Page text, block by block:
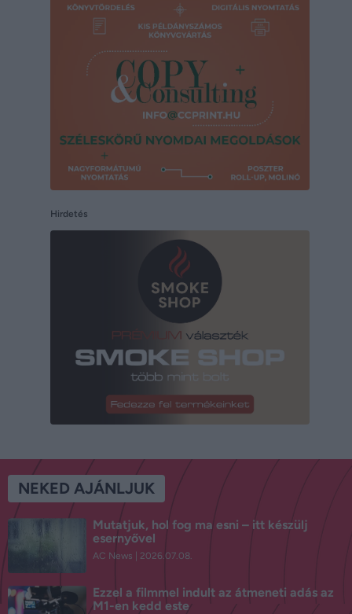
Hirdetés
NEKED AJÁNLJUK
Mutatjuk, hol fog ma esni – itt készülj
esernyővel
AC News 2026.07.08.
Ezzel a filmmel indult az átmeneti adás az
M1-en kedd este